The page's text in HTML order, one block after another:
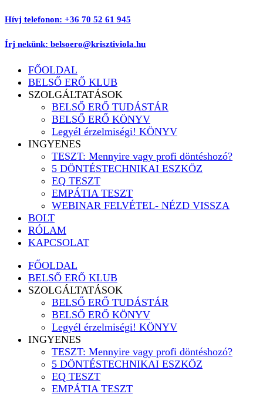
Ugrás
tartalomhoz
Hívj telefonon: +36 70 52 61 945
Írj nekünk: belsoero@krisztiviola.hu
FŐOLDAL
BELSŐ ERŐ KLUB
SZOLGÁLTATÁSOK
BELSŐ ERŐ TUDÁSTÁR
BELSŐ ERŐ KÖNYV
Legyél érzelmiségi! KÖNYV
INGYENES
TESZT: Mennyire vagy profi döntéshozó?
5 DÖNTÉSTECHNIKAI ESZKÖZ
EQ TESZT
EMPÁTIA TESZT
WEBINAR FELVÉTEL- NÉZD VISSZA
BOLT
RÓLAM
KAPCSOLAT
FŐOLDAL
BELSŐ ERŐ KLUB
SZOLGÁLTATÁSOK
BELSŐ ERŐ TUDÁSTÁR
BELSŐ ERŐ KÖNYV
Legyél érzelmiségi! KÖNYV
INGYENES
TESZT: Mennyire vagy profi döntéshozó?
5 DÖNTÉSTECHNIKAI ESZKÖZ
EQ TESZT
EMPÁTIA TESZT